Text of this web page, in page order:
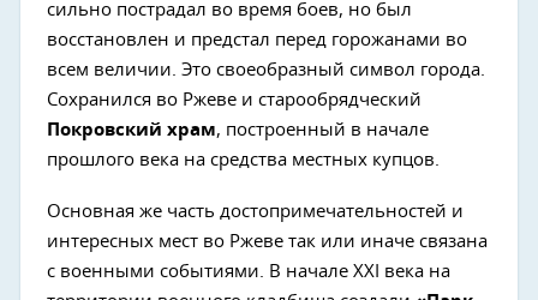
сильно пострадал во время боев, но был
восстановлен и предстал перед горожанами во
всем величии. Это своеобразный символ города.
Сохранился во Ржеве и старообрядческий
Покровский храм, построенный в начале
прошлого века на средства местных купцов.
Основная же часть достопримечательностей и
интересных мест во Ржеве так или иначе связана
с военными событиями. В начале XXI века на